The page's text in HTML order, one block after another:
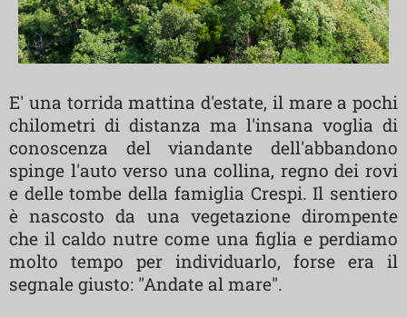
E' una torrida mattina d'estate, il mare a pochi
chilometri di distanza ma l'insana voglia di
conoscenza del viandante dell'abbandono
spinge l'auto verso una collina, regno dei rovi
e delle tombe della famiglia Crespi. Il sentiero
è nascosto da una vegetazione dirompente
che il caldo nutre come una figlia e perdiamo
molto tempo per individuarlo, forse era il
segnale giusto: "Andate al mare".